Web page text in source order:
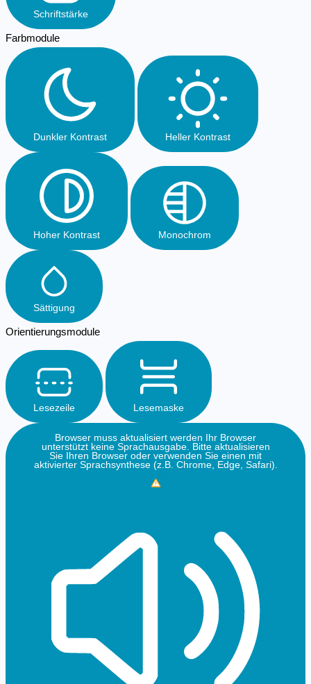
Schriftstärke
Farbmodule
Dunkler Kontrast Heller Kontrast
Hoher Kontrast Monochrom
Sättigung
Orientierungsmodule
Lesezeile Lesemaske
Browser muss aktualisiert werden
Ihr Browser
unterstützt keine Sprachausgabe. Bitte aktualisieren
Sie Ihren Browser oder verwenden Sie einen mit
aktivierter Sprachsynthese (z.B. Chrome, Edge, Safari).